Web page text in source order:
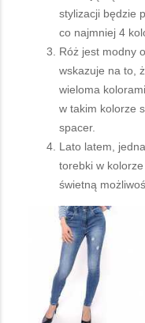
stylizacji będzie
co najmniej 4
Róż jest modny
wskazuje na to,
wieloma
w takim kolorze
spacer.
Lato latem,
torebki w
świetną